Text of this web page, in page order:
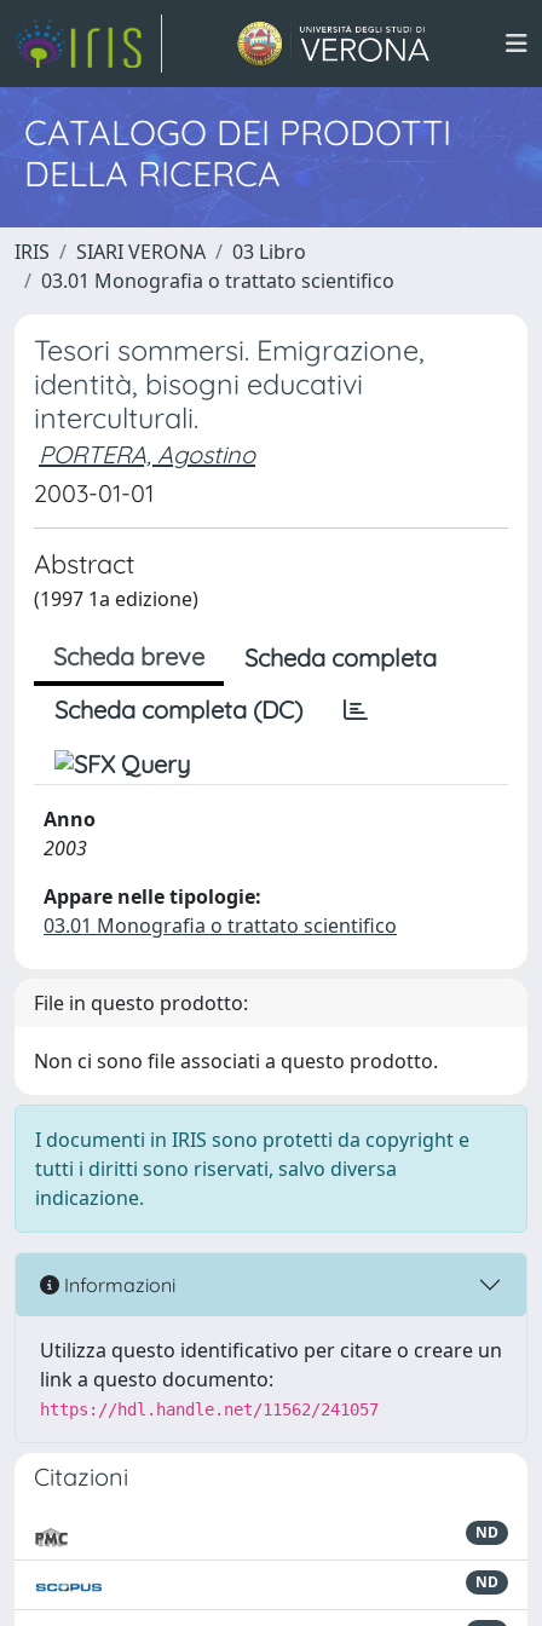
CATALOGO DEI PRODOTTI
DELLA RICERCA
IRIS SIARI VERONA
03 Libro
03.01 Monografia o trattato scientifico
Tesori sommersi. Emigrazione,
identità, bisogni educativi
interculturali.
PORTERA, Agostino
2003-01-01
Abstract
(1997 1a edizione)
Scheda breve
Scheda completa
Scheda completa (DC)
Anno
2003
Appare nelle tipologie:
03.01 Monografia o trattato scientifico
File in questo prodotto:
Non ci sono file associati a questo prodotto.
I documenti in IRIS sono protetti da copyright e
tutti i diritti sono riservati, salvo diversa
indicazione.
Informazioni
Utilizza questo identificativo per citare o creare un
link a questo documento:
https://hdl.handle.net/11562/241057
Citazioni
ND
ND